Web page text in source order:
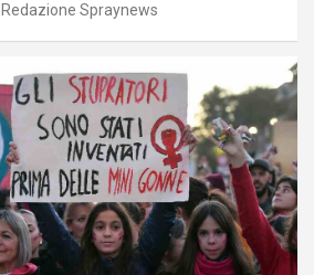
Redazione Spraynews